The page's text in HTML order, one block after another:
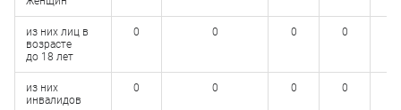
из них лиц в
возрасте
до 18 лет
0 0 0 0
из них
инвалидов
0 0 0 0